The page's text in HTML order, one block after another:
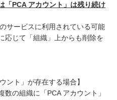
「PCA アカウント」は残り続け
サービスに利用されている可能
応じて「組織」上からも削除を
ント」が存在する場合】
の組織に「PCA アカウント」